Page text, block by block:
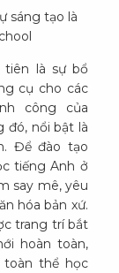
sáng tạo là
là sự bổ
cụ cho các
công của
đó, nổi bật là
Để đào tạo
tiếng Anh ở
say mê, yêu
hóa bản xứ.
trang trí bắt
hoàn toàn,
toàn thể học